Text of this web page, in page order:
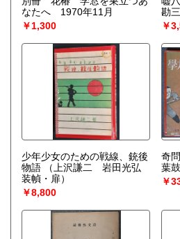
なたへ 1970年11月
￥1,300
勘三
￥
少年少女のための戦線、銃後
物語
（上沢謙二 岩田光弘
装幀・扉）
￥8,800
奇
葉鼓
￥